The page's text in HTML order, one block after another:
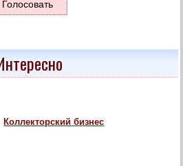
Коллекторский бизнес